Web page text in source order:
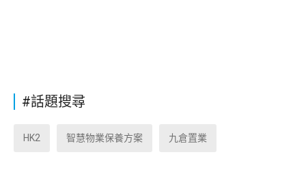
#話題搜尋
HK2 智慧物業保養方案 九倉置業